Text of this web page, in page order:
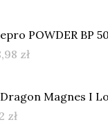
POWDER BP
zł
Magnes I
zł